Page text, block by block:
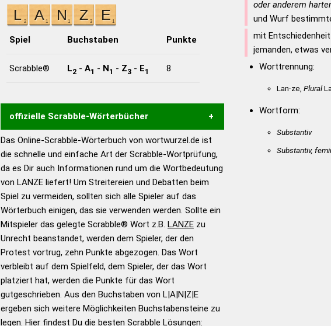
Spiel Buchstaben Punkte
Scrabble® L2- A1 - N1 - Z3- E1 8
offizielle Scrabble-Wörterbücher
Wortwurzel liefert mit Hilfe eines semantischen
Wortanalyse-Algorithmus gute Anhaltspunkte zu
Wortbedeutung, Worttrennung und Wortform, um die
Gültigkeit eines Wortes für das Scrabble-Spiel zu
bestimmen! zugelassene Turnier Scrabble-
Wörterbücher sind:
Duden – Standardwerk in 12
Bänden
Duden – Richtiges und gutes
Deutsch
Duden – Die deutsche Grammatik
Das Online-Scrabble-Wörterbuch von wortwurzel.de ist
die schnelle und einfache Art der Scrabble-Wortprüfung,
da es Dir auch Informationen rund um die Wortbedeutung
von LANZE liefert! Um Streitereien und Debatten beim
Spiel zu vermeiden, sollten sich alle Spieler auf das
Wörterbuch einigen, das sie verwenden werden. Sollte ein
Mitspieler das gelegte Scrabble® Wort z.B. LANZEzu
Unrecht beanstandet, werden dem Spieler, der den
Protest vortrug, zehn Punkte abgezogen. Das Wort
verbleibt auf dem Spielfeld, dem Spieler, der das Wort
platziert hat, werden die Punkte für das Wort
gutgeschrieben. Aus den Buchstaben von L|A|N|Z|E
ergeben sich weitere Möglichkeiten Buchstabensteine zu
legen. Hier findest Du die besten Scrabble Lösungen:
oder anderem
und Wurf
mit
jemanden, etwas
Worttrennung:
Lan·ze, Plural
Wortform:
Substantiv
Substantiv,